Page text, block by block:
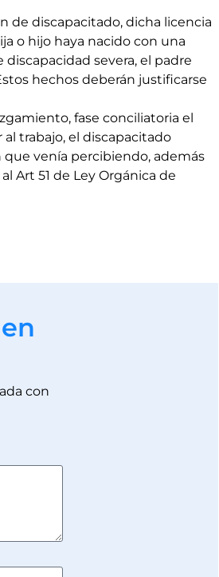
de discapacitado, dicha licencia
o hijo haya nacido con una
severa, el padre
hechos deberán justificarse
fase conciliatoria el
trabajo, el discapacitado
venía percibiendo, además
Art 51 de Ley Orgánica de
con